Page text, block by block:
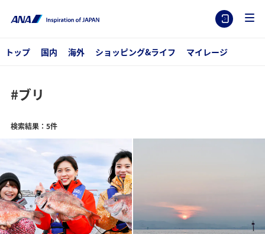
トップ 国内 海外 ショッピング&ライフ マイレージ
#ブリ
検索結果：5件